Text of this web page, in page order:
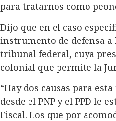
para tratarnos como
Dijo que en el caso
instrumento de defensa a
tribunal federal, cuya
colonial que permite la
“Hay dos causas para
desde el PNP y el PPD le
Fiscal. Los que por